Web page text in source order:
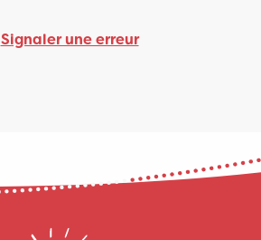
Signaler une erreur